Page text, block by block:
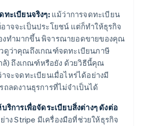
ะเบียนจริงๆ:แม้ว่าการจดทะเบียน
าจจะเป็นประโยชน์ แต่ก็ทำให้ธุรกิจ
ทำมากขึ้น พิจารณายอดขายของคุณ
ดูว่าคุณถึงเกณฑ์จดทะเบียนภาษี
ล้) ถึงเกณฑ์หรือยัง ด้วยวิธีนี้คุณ
จะจดทะเบียนเมื่อไหร่ได้อย่างมี
ถลดงานธุรการที่ไม่จำเป็นได้
ริการเพื่อจัดระเบียบสิ่งต่างๆ ดังต่อ
าง Stripe มีเครื่องมือที่ช่วยให้ธุรกิจ